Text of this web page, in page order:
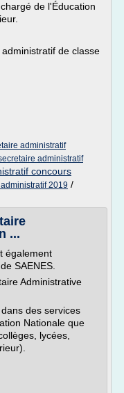
de l'Éducation
de classe
administratif
administratif
concours
2019 /
...
également
SAENES.
Administrative
des services
Nationale que
lycées,